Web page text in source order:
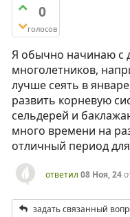
0
голосов
Я обычно начинаю с
многолетников,
лучше сеять в
развить корневую
сельдерей и
много времени на
отличный период
ответил 08 Ноя, 24
задать связанный